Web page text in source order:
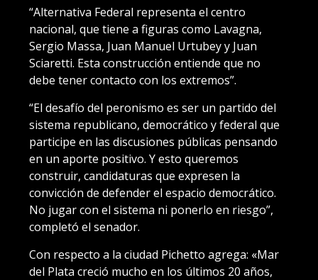
“Alternativa Federal representa el centro
nacional, que tiene a figuras como Lavagna,
Sergio Massa, Juan Manuel Urtubey y Juan
Sciaretti. Esta construcción entiende que no
debe tener contacto con los extremos”.
“El desafío del peronismo es ser un partido del
sistema republicano, democrático y federal que
participe en las discusiones públicas pensando
en un aporte positivo. Y esto queremos
construir, candidaturas que expresen la
convicción de defender el espacio democrático.
No jugar con el sistema ni ponerlo en riesgo”,
completó el senador.
Con respecto a la ciudad Pichetto agrega: «Mar
del Plata creció mucho en los últimos 20 años,